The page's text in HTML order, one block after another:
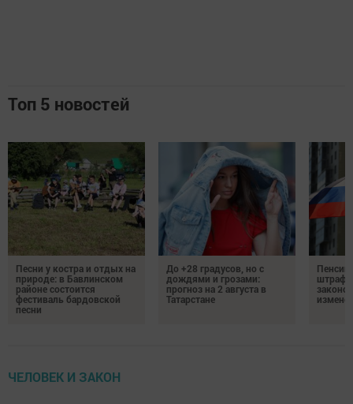
Топ 5 новостей
Песни у костра и отдых на
природе: в Бавлинском
районе состоится
фестиваль бардовской
песни
До +28 градусов, но с
дождями и грозами:
прогноз на 2 августа в
Татарстане
ЧЕЛОВЕК И ЗАКОН